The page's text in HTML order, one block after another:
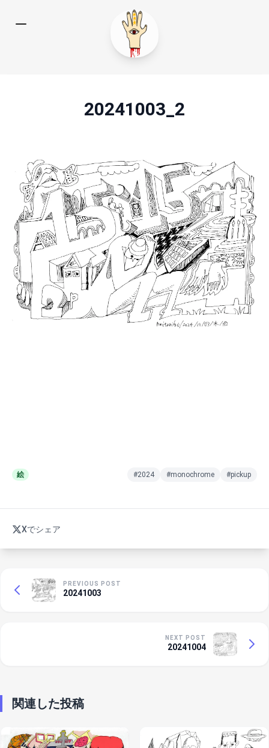
20241003_2
絵 #2024 #monochrome #pickup
Xでシェア
PREVIOUS POST
20241003
NEXT POST
20241004
関連した投稿